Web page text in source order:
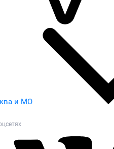
и МО